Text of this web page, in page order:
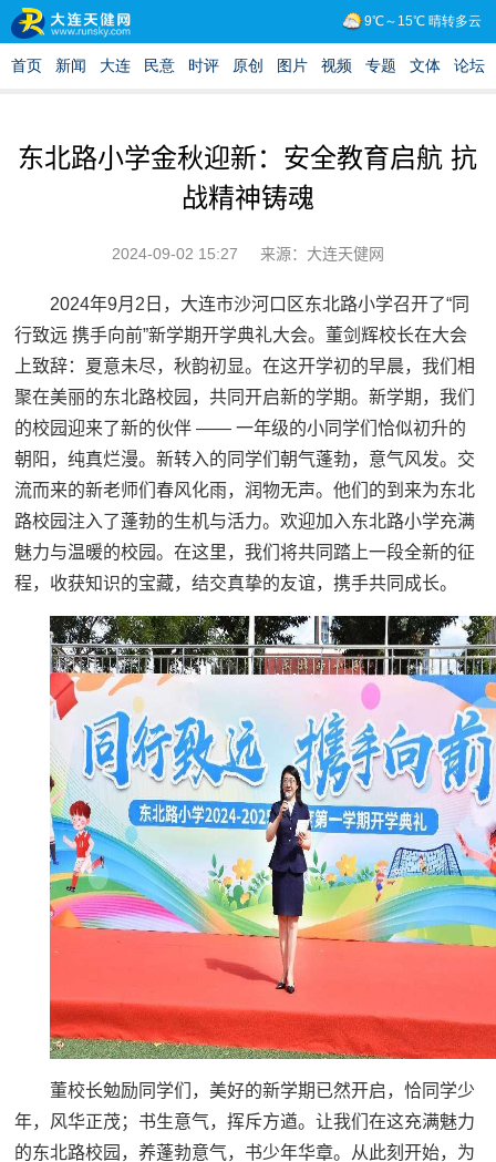
东北路小学金秋迎新：安全教育启航 抗
战精神铸魂
2024-09-02 15:27 来源：大连天健网
2024年9月2日，大连市沙河口区东北路小学召开了“同
行致远 携手向前”新学期开学典礼大会。董剑辉校长在大会
上致辞：夏意未尽，秋韵初显。在这开学初的早晨，我们相
聚在美丽的东北路校园，共同开启新的学期。新学期，我们
的校园迎来了新的伙伴 —— 一年级的小同学们恰似初升的
朝阳，纯真烂漫。新转入的同学们朝气蓬勃，意气风发。交
流而来的新老师们春风化雨，润物无声。他们的到来为东北
路校园注入了蓬勃的生机与活力。欢迎加入东北路小学充满
魅力与温暖的校园。在这里，我们将共同踏上一段全新的征
程，收获知识的宝藏，结交真挚的友谊，携手共同成长。
董校长勉励同学们，美好的新学期已然开启，恰同学少
年，风华正茂；书生意气，挥斥方遒。让我们在这充满魅力
的东北路校园，养蓬勃意气，书少年华章。从此刻开始，为